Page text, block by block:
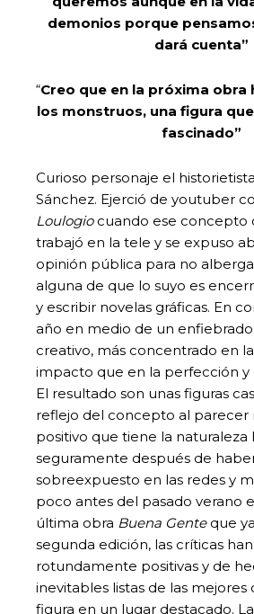
demonios porque
dará cuenta”
“Creo que en la próxima obra
los monstruos, una figura
fascinado”
Curioso personaje el
Sánchez. Ejerció de youtuber
Loulogiocuando ese concepto
trabajó en la tele y se expuso
opinión pública para no
alguna de que lo suyo es
y escribir novelas gráficas. En
año en medio de un
creativo, más concentrado en
impacto que en la perfección y
El resultado son unas figuras
reflejo del concepto al parecer
positivo que tiene la naturaleza
seguramente después de
sobreexpuesto en las redes y
poco antes del pasado verano
última obra Buena Gente que
segunda edición, las críticas
rotundamente positivas y de
inevitables listas de las mejores
figura en un lugar destacado.